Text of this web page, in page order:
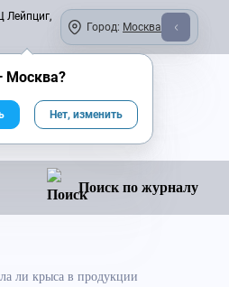
Лейпциг,
Город: Москва
Поиск по журналу
ли крыса в продукции
Москва?
Нет, изменить